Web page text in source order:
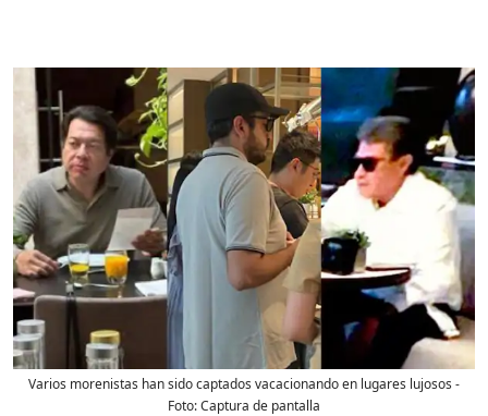
Varios morenistas han sido captados vacacionando en lugares lujosos -
Foto:Captura de pantalla